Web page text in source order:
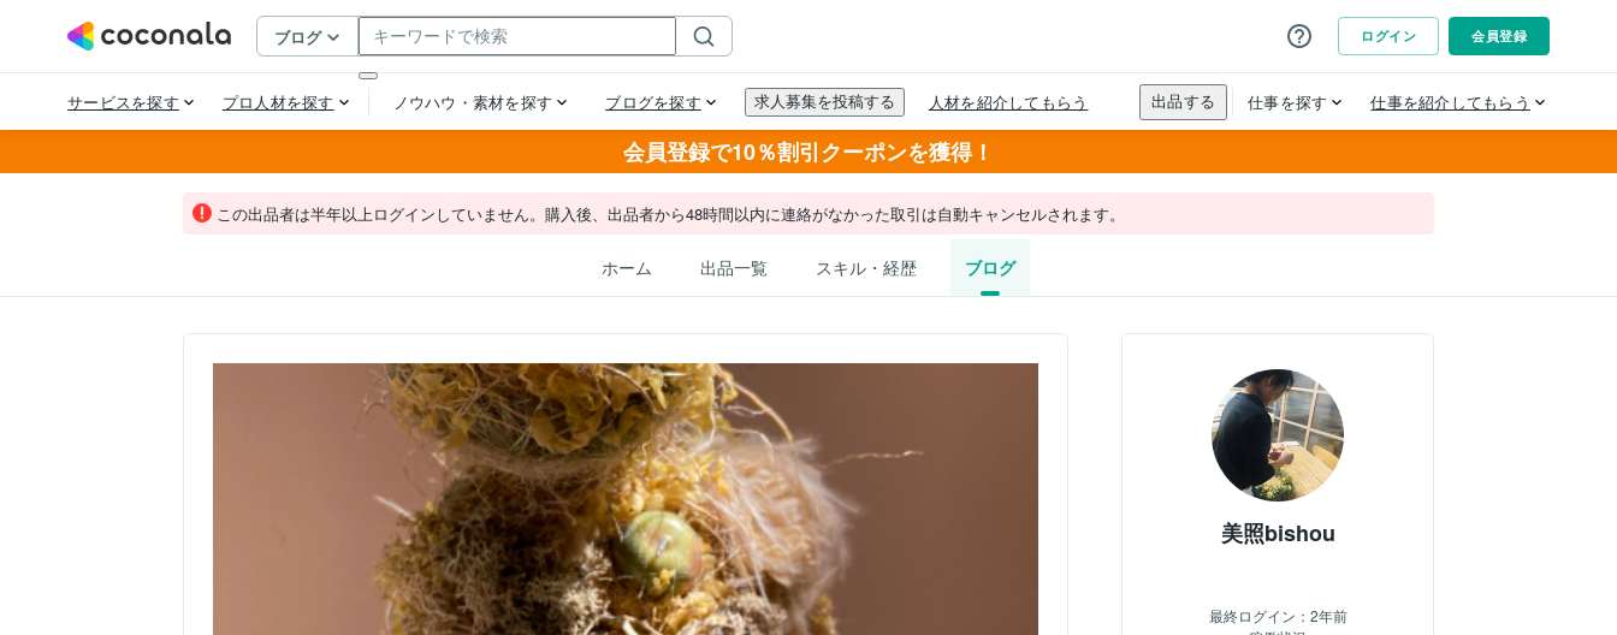
会員登録で10％割引クーポンを獲得！
この出品者は半年以上ログインしていません。購入後、出品者から48時間以内に連絡がなかった取引は自動キャンセルされます。
ホーム 出品一覧 スキル・経歴 ブログ
美照bishou
最終ログイン： 2年前